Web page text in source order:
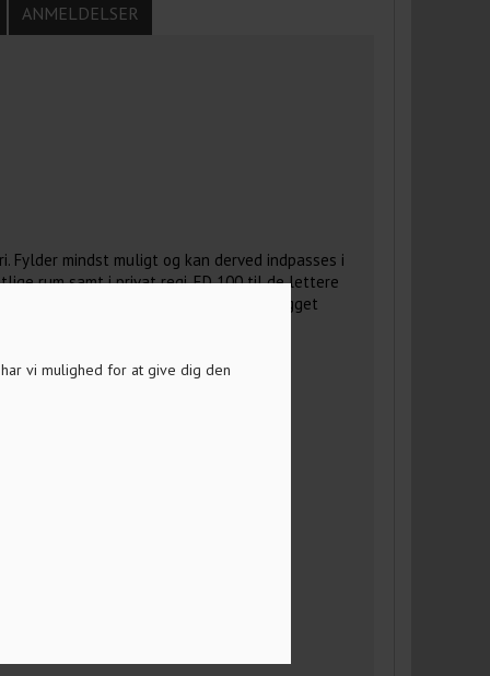
vi mulighed for at give dig den
ANMELDELSER
Fylder mindst muligt og kan derved indpasses i
rum samt i privat regi. ED 100 til de lettere
til dobbeltfløjede døre med skjult indbygget